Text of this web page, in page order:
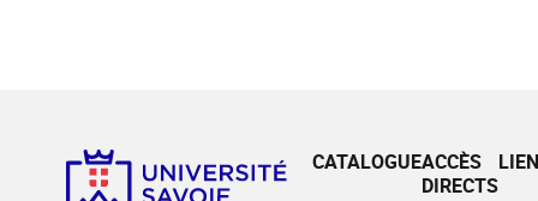
CATALOGUEACCÈS
DIRECTS